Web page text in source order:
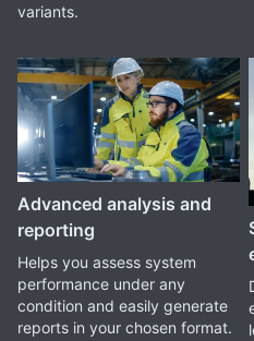
variants.
Advanced analysis and
reporting
Helps you assess system
performance under any
condition and easily generate
reports in your chosen format.